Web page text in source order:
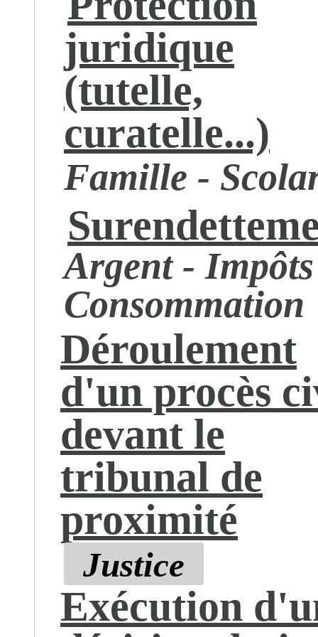
juridique
(tutelle,
curatelle...)
Famille -
Argent -
Consommation
Déroulement
d'un procès
devant le
tribunal de
proximité
Justice
Exécution